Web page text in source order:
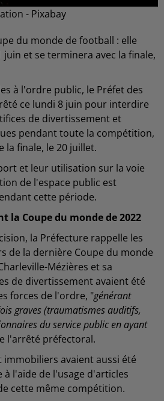
- Pixabay
du monde de football : elle
juin et se terminera avec la finale,
à l'ordre public, le Préfet des
ce lundi 8 juin pour interdire
de divertissement et
pendant toute la compétition,
la finale, le 20 juillet.
et leur utilisation sur la voie
de l'espace public est
cette période.
la Coupe du monde de 2022
la Préfecture rappelle les
de la dernière Coupe du monde
Mézières et sa
de divertissement avaient été
forces de l'ordre, "générant
graves (traumatismes auditifs,
du service public en ayant
l'arrêté préfectoral.
immobiliers avaient aussi été
à l'aide de l'usage d'articles
cette même compétition.